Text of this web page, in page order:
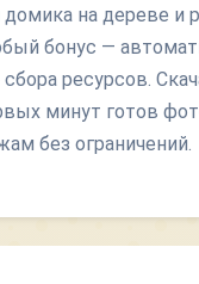
домика на дереве
бонус —
ресурсов.
минут готов
без ограничений.